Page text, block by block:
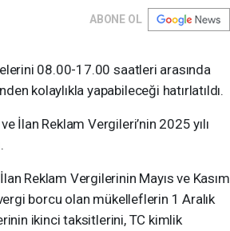
ABONE OL
08.00-17.00 saatleri arasında
kolaylıkla yapabileceği hatırlatıldı.
İlan Reklam Vergileri’nin 2025 yılı
Reklam Vergilerinin Mayıs ve Kasım
borcu olan mükelleflerin 1 Aralık
ikinci taksitlerini, TC kimlik